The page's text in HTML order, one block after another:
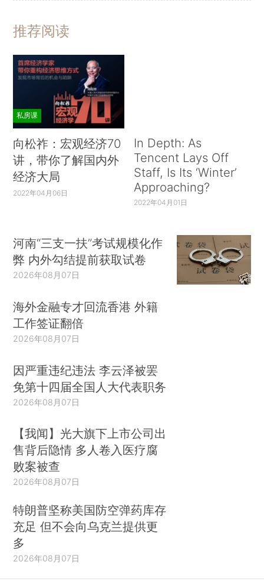
推荐阅读
私房课
向松祚：宏观经济70
讲，带你了解国内外
经济大局
2022年04月06日
In Depth: As
Tencent Lays Off
Staff, Is Its ‘Winter’
Approaching?
2022年04月01日
河南“三支一扶”考试规模化作
弊 内外勾结提前获取试卷
2026年08月07日
海外金融专才回流香港 外籍
工作签证翻倍
2026年08月07日
因严重违纪违法 李云泽被罢
免第十四届全国人大代表职务
2026年08月07日
【我闻】光大旗下上市公司出
售背后隐情 多人卷入医疗腐
败案被查
2026年08月07日
特朗普坚称美国防空弹药库存
充足 但不会向乌克兰提供更
多
2026年08月07日